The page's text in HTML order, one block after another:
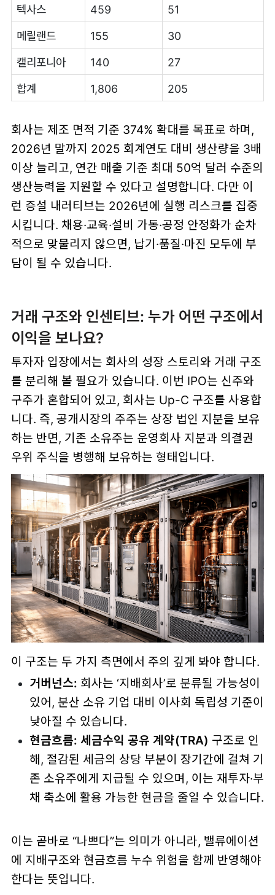
텍사스 459 51
메릴랜드 155 30
캘리포니아 140 27
합계 1,806 205
회사는 제조 면적 기준 374% 확대를 목표로 하며,
2026년 말까지 2025 회계연도 대비 생산량을 3배
이상 늘리고, 연간 매출 기준 최대 50억 달러 수준의
생산능력을 지원할 수 있다고 설명합니다. 다만 이
런 증설 내러티브는 2026년에 실행 리스크를 집중
시킵니다. 채용·교육·설비 가동·공정 안정화가 순차
적으로 맞물리지 않으면, 납기·품질·마진 모두에 부
담이 될 수 있습니다.
거래 구조와 인센티브: 누가 어떤 구조에서
이익을 보나요?
투자자 입장에서는 회사의 성장 스토리와 거래 구조
를 분리해 볼 필요가 있습니다. 이번 IPO는 신주와
구주가 혼합되어 있고, 회사는 Up-C 구조를 사용합
니다. 즉, 공개시장의 주주는 상장 법인 지분을 보유
하는 반면, 기존 소유주는 운영회사 지분과 의결권
우위 주식을 병행해 보유하는 형태입니다.
이 구조는 두 가지 측면에서 주의 깊게 봐야 합니다.
거버넌스: 회사는 ‘지배회사’로 분류될 가능성이
있어, 분산 소유 기업 대비 이사회 독립성 기준이
낮아질 수 있습니다.
현금흐름: 세금수익 공유 계약(TRA) 구조로 인
해, 절감된 세금의 상당 부분이 장기간에 걸쳐 기
존 소유주에게 지급될 수 있으며, 이는 재투자·부
채 축소에 활용 가능한 현금을 줄일 수 있습니다.
이는 곧바로 “나쁘다”는 의미가 아니라, 밸류에이션
에 지배구조와 현금흐름 누수 위험을 함께 반영해야
한다는 뜻입니다.